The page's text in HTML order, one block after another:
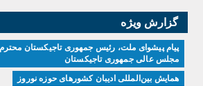
گزارش ویژه
پیام پیشوای ملت، رئیس جمهوری تاجیکستان
مجلس عالی جمهوری تاجیکستان
همایش بین‌المللی ادیبان کشور‌های حوزه نوروز